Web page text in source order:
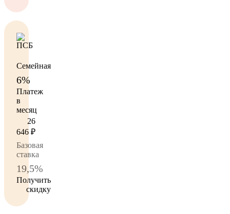
Семейная
6%
Платеж
в
месяц
26
646 ₽
Базовая
ставка
19,5%
Получить
скидку